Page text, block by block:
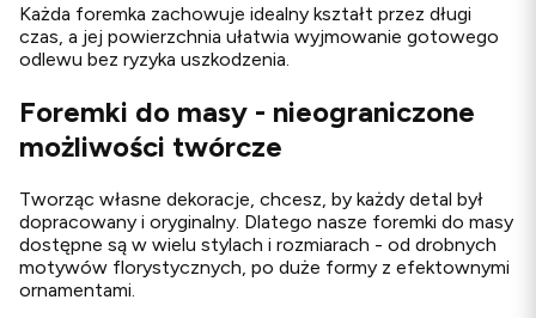
Każda foremka zachowuje idealny kształt przez długi
czas, a jej powierzchnia ułatwia wyjmowanie gotowego
odlewu bez ryzyka uszkodzenia.
Foremki do masy - nieograniczone
możliwości twórcze
Tworząc własne dekoracje, chcesz, by każdy detal był
dopracowany i oryginalny. Dlatego nasze foremki do masy
dostępne są w wielu stylach i rozmiarach - od drobnych
motywów florystycznych, po duże formy z efektownymi
ornamentami.